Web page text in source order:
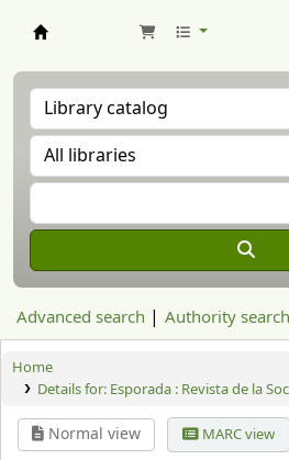
Advanced search Authority search
Home
Details for: Esporada : Revista de la
Normal view MARC view